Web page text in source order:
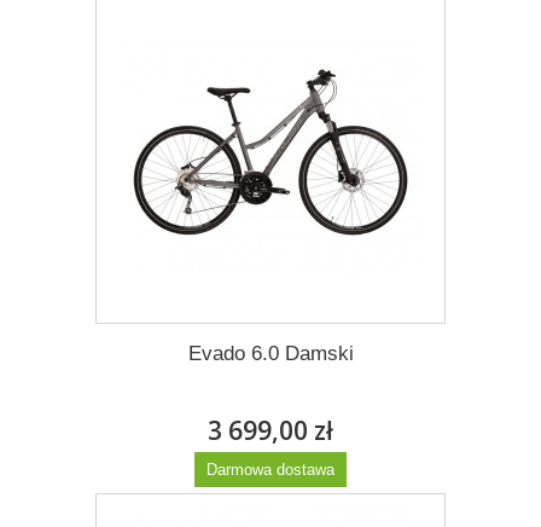
Evado 6.0 Damski
3 699,00 zł
Darmowa dostawa